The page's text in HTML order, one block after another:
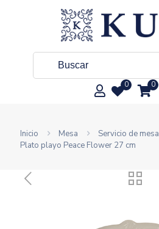
0 0
Inicio Mesa
Servicio de mesa
Plato playo Peace Flower 27 cm